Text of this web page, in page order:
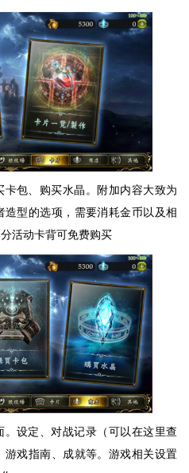
包、购买水晶。附加内容大致为
型的选项，需要消耗金币以及相
活动卡背可免费购买
设定、对战记录（可以在这里查
戏指南、成就等。游戏相关设置